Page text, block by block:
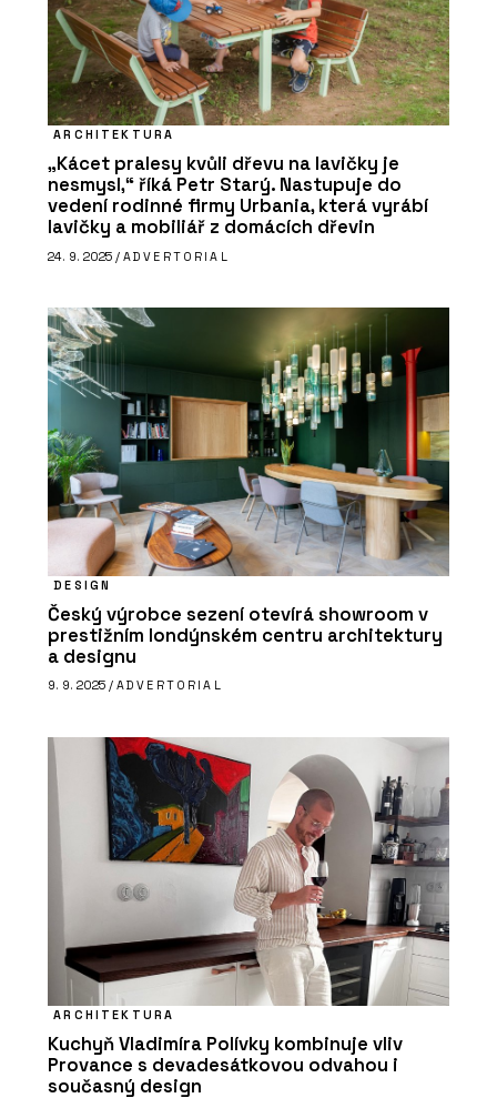
ARCHITEKTURA
„Kácet pralesy kvůli dřevu na lavičky je
nesmysl,“ říká Petr Starý. Nastupuje do
vedení rodinné firmy Urbania, která vyrábí
lavičky a mobiliář z domácích dřevin
24. 9. 2025 / ADVERTORIAL
DESIGN
Český výrobce sezení otevírá showroom v
prestižním londýnském centru architektury
a designu
9. 9. 2025 / ADVERTORIAL
ARCHITEKTURA
Kuchyň Vladimíra Polívky kombinuje vliv
Provance s devadesátkovou odvahou i
současný design